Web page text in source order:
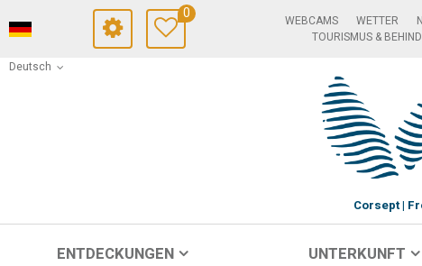
Deutsch
0 WEBCAMS WETTER
TOURISMUS &
Corsept
ENTDECKUNGEN UNTERKUNFT